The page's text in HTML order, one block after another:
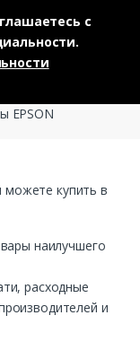
EPSON
купить в
наилучшего
расходные
и
с